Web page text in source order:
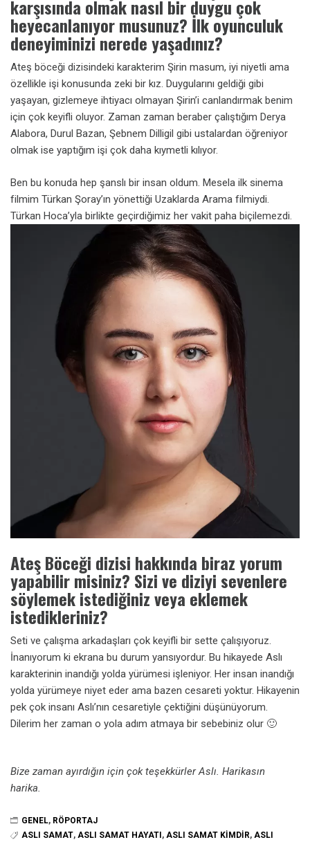
karşısında olmak nasıl bir duygu çok
heyecanlanıyor musunuz? İlk oyunculuk
deneyiminizi nerede yaşadınız?
Ateş böceği dizisindeki karakterim Şirin masum, iyi niyetli ama
özellikle işi konusunda zeki bir kız. Duygularını geldiği gibi
yaşayan, gizlemeye ihtiyacı olmayan Şirin’i canlandırmak benim
için çok keyifli oluyor. Zaman zaman beraber çalıştığım Derya
Alabora, Durul Bazan, Şebnem Dilligil gibi ustalardan öğreniyor
olmak ise yaptığım işi çok daha kıymetli kılıyor.
Ben bu konuda hep şanslı bir insan oldum. Mesela ilk sinema
filmim Türkan Şoray’ın yönettiği Uzaklarda Arama filmiydi.
Türkan Hoca’yla birlikte geçirdiğimiz her vakit paha biçilemezdi.
Ateş Böceği dizisi hakkında biraz yorum
yapabilir misiniz? Sizi ve diziyi sevenlere
söylemek istediğiniz veya eklemek
istedikleriniz?
Seti ve çalışma arkadaşları çok keyifli bir sette çalışıyoruz.
İnanıyorum ki ekrana bu durum yansıyordur. Bu hikayede Aslı
karakterinin inandığı yolda yürümesi işleniyor. Her insan inandığı
yolda yürümeye niyet eder ama bazen cesareti yoktur. Hikayenin
pek çok insanı Aslı’nın cesaretiyle çektiğini düşünüyorum.
Dilerim her zaman o yola adım atmaya bir sebebiniz olur 🙂
Bize zaman ayırdığın için çok teşekkürler Aslı. Harikasın
harika.
GENEL, RÖPORTAJ
ASLI SAMAT, ASLI SAMAT HAYATI, ASLI SAMAT KIMDIR, ASLI